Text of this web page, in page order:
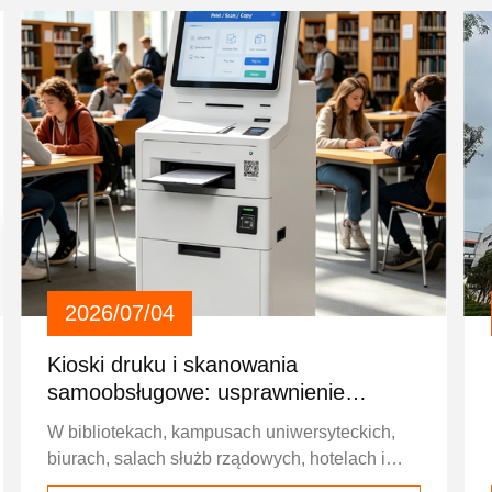
2026/07/04
Kioski druku i skanowania
samoobsługowe: usprawnienie
przepływów pracy dokumentów dla
każdej przestrzeni publicznej
W bibliotekach, kampusach uniwersyteckich,
biurach, salach służb rządowych, hotelach i
centrach handlowych, tradycyjne biurka